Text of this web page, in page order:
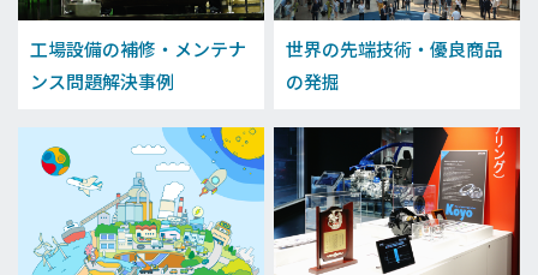
工場設備の補修・メンテナ
ンス問題解決事例
世界の先端技術・優良商品
の発掘